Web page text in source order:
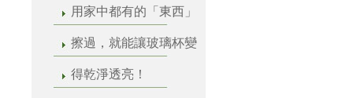
用家中都有的「東西」
擦過，就能讓玻璃杯變
得乾淨透亮！